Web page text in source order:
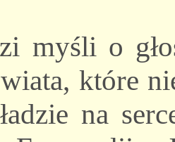
myśli o
które
na